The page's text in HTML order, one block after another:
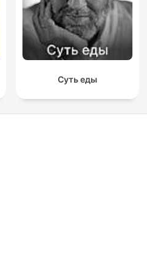
Суть еды